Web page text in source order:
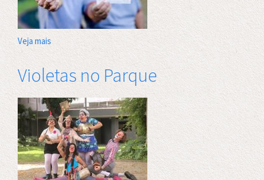
Veja mais
Animage
Violetas no Parque